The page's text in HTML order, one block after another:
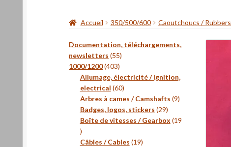
Accueil 350/500/600 Caoutchoucs / Rubbers
Documentation, téléchargements,
newsletters 5555
1000/1200 403403
produits
Allumage, électricité / Ignition,
electrical 6060
produits
Arbres à cames / Camshafts 99
Badges, logos, stickers 2929
produits
Boîte de vitesses / Gearbox 19
19
produits
Câbles / Cables 1919